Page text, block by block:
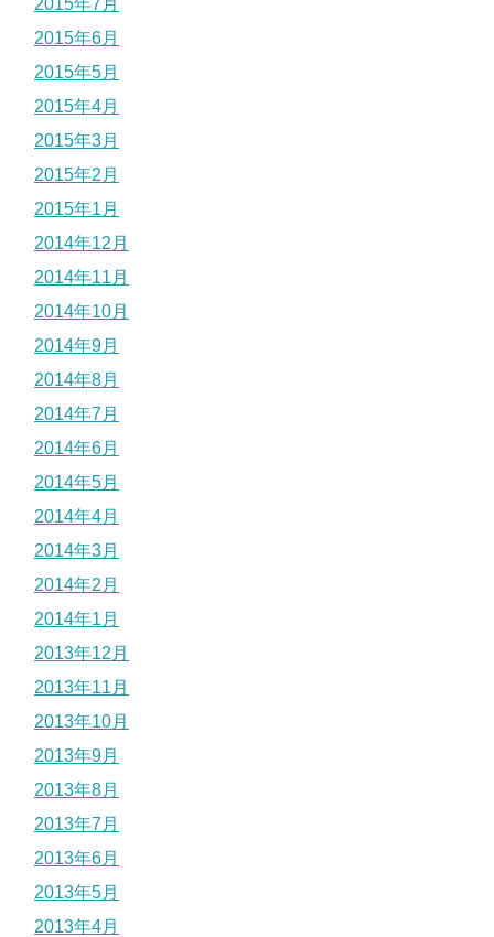
2015年6月
2015年5月
2015年4月
2015年3月
2015年2月
2015年1月
2014年12月
2014年11月
2014年10月
2014年9月
2014年8月
2014年7月
2014年6月
2014年5月
2014年4月
2014年3月
2014年2月
2014年1月
2013年12月
2013年11月
2013年10月
2013年9月
2013年8月
2013年7月
2013年6月
2013年5月
2013年4月